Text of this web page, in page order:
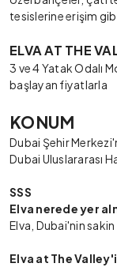
tesislerine erişim
ELVA AT THE
3 ve 4 Yatak Odalı
başlayan fiyatlarla
KONUM
Dubai Şehir
Dubai Uluslararası
SSS
Elva nerede yer
Elva, Dubai'nin
Elva at The